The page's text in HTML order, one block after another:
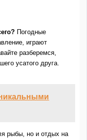
Погодные
играют
разберемся,
усатого друга.
рыбы, но и отдых на